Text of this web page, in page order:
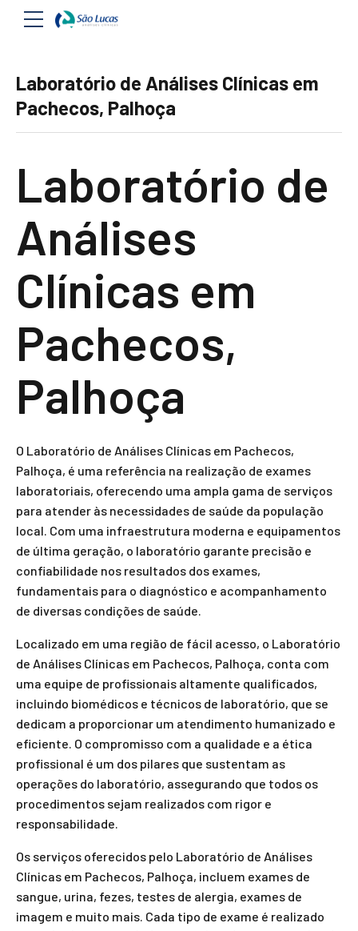
Laboratório de Análises Clínicas em
Pachecos, Palhoça
Laboratório de
Análises
Clínicas em
Pachecos,
Palhoça
O Laboratório de Análises Clínicas em Pachecos,
Palhoça, é uma referência na realização de exames
laboratoriais, oferecendo uma ampla gama de serviços
para atender às necessidades de saúde da população
local. Com uma infraestrutura moderna e equipamentos
de última geração, o laboratório garante precisão e
confiabilidade nos resultados dos exames,
fundamentais para o diagnóstico e acompanhamento
de diversas condições de saúde.
Localizado em uma região de fácil acesso, o Laboratório
de Análises Clínicas em Pachecos, Palhoça, conta com
uma equipe de profissionais altamente qualificados,
incluindo biomédicos e técnicos de laboratório, que se
dedicam a proporcionar um atendimento humanizado e
eficiente. O compromisso com a qualidade e a ética
profissional é um dos pilares que sustentam as
operações do laboratório, assegurando que todos os
procedimentos sejam realizados com rigor e
responsabilidade.
Os serviços oferecidos pelo Laboratório de Análises
Clínicas em Pachecos, Palhoça, incluem exames de
sangue, urina, fezes, testes de alergia, exames de
imagem e muito mais. Cada tipo de exame é realizado